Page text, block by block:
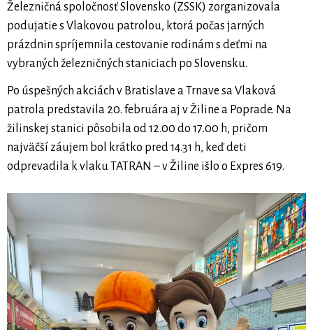
Železničná spoločnosť Slovensko (ZSSK) zorganizovala
podujatie s Vlakovou patrolou, ktorá počas jarných
prázdnin spríjemnila cestovanie rodinám s deťmi na
vybraných železničných staniciach po Slovensku.
Po úspešných akciách v Bratislave a Trnave sa Vlaková
patrola predstavila 20. februára aj v Žiline a Poprade. Na
žilinskej stanici pôsobila od 12.00 do 17.00 h, pričom
najväčší záujem bol krátko pred 14.31 h, keď deti
odprevadila k vlaku TATRAN – v Žiline išlo o Expres 619.